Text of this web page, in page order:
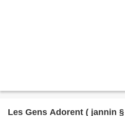
Les Gens Adorent ( jannin §